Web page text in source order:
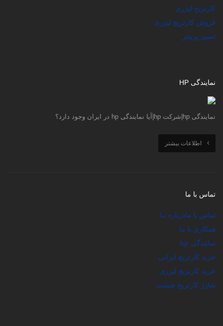
کارتریج لیزری
فروش کارتریج لیزری
تعمیر پرینتر
نمایندگی HP
نمایندگی hp|شرکت hp|آیا نمایندگی hp در ایران وجود دارد؟
اطلاعات بیشتر
تماس با ما
تماس با مادرباره ما
همکاری با ما
نمایندگی hp
خرید کارتریج ایرانی
خرید کارتریج لیزری
شارژ کارتریج چیست